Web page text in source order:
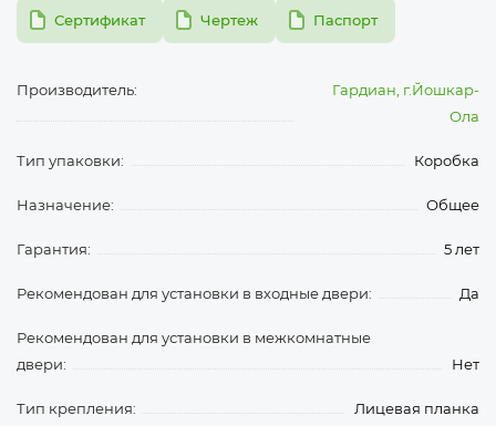
pdfСертификат pdfЧертеж pdfПаспорт
Производитель:
Гардиан, г.Йошкар-
Ола
Тип упаковки: Коробка
Назначение: Общее
Гарантия: 5 лет
Рекомендован для установки в входные двери: Да
Рекомендован для установки в межкомнатные
двери:
Нет
Тип крепления: Лицевая планка